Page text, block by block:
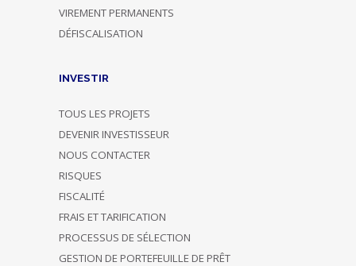
VIREMENT PERMANENTS
DÉFISCALISATION
INVESTIR
TOUS LES PROJETS
DEVENIR INVESTISSEUR
NOUS CONTACTER
RISQUES
FISCALITÉ
FRAIS ET TARIFICATION
PROCESSUS DE SÉLECTION
GESTION DE PORTEFEUILLE DE PRÊT